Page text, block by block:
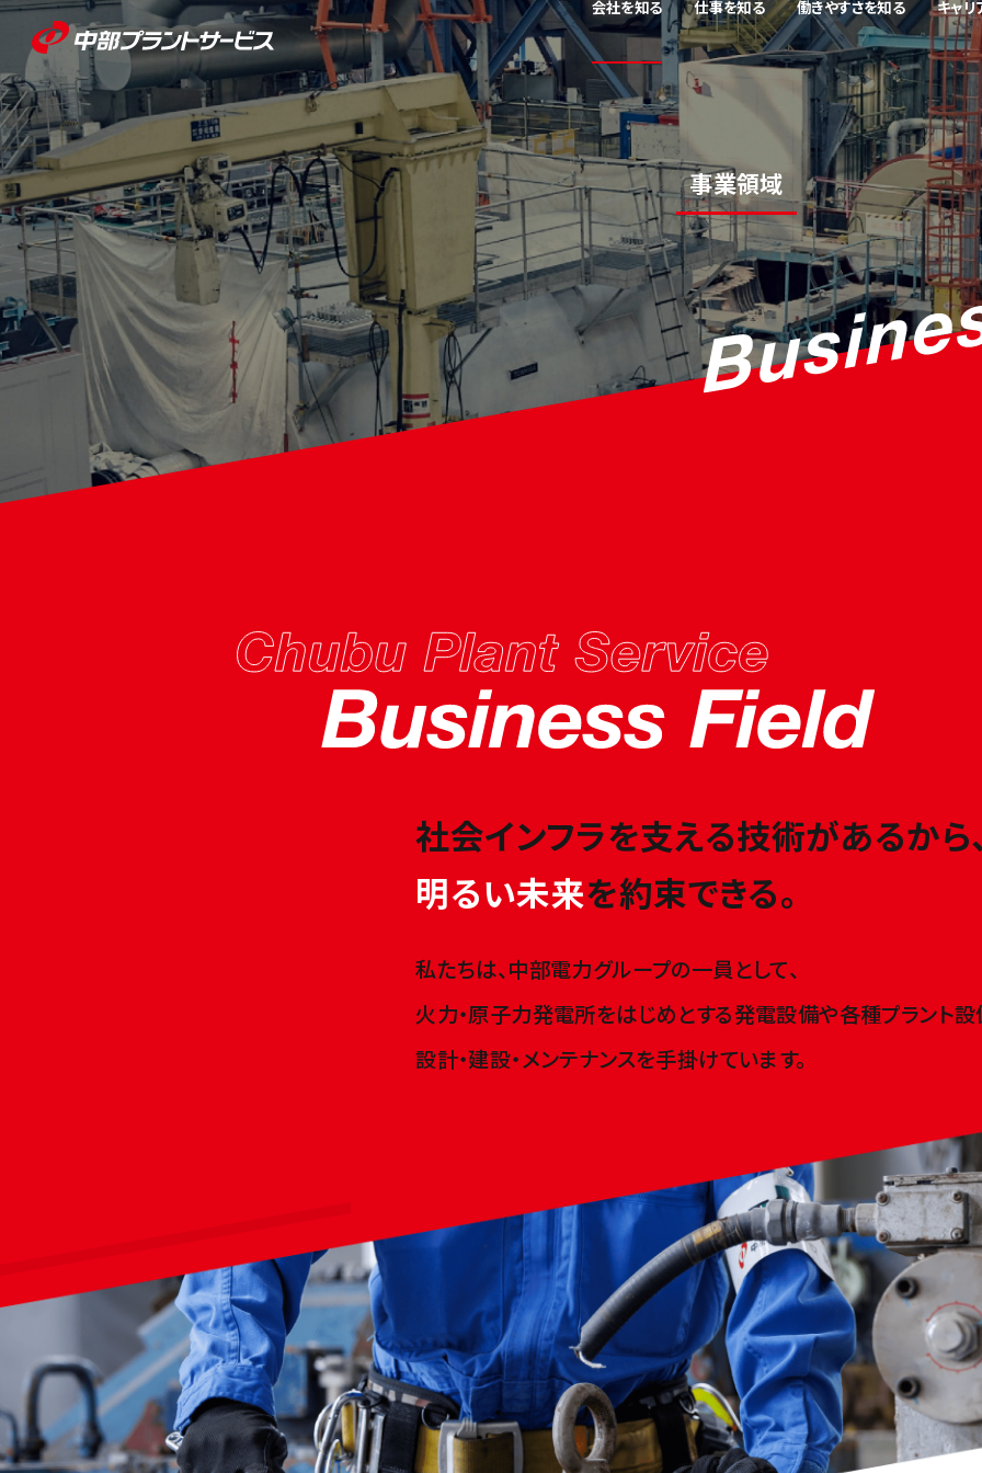
会社を知る
企業理念 事業領域 会社概
仕事を知る
つくる仕事 たもつ仕事 ささえる
働きやすさを知る
働きやすさをささえる福利厚生 働き方をささえる制度 住環境をささ
キャリ
キャリアステップ 人財育成制度
先輩社員インタビュー 若手社員に聞いてみた！
事業領域
社会インフラを支える技術があるから
明るい未来を約束できる。
私たちは、中部電力グループの一員として、
火力・原子力発電所をはじめとする発電設備や各種プラント
設計・建設・メンテナンスを手掛けています。